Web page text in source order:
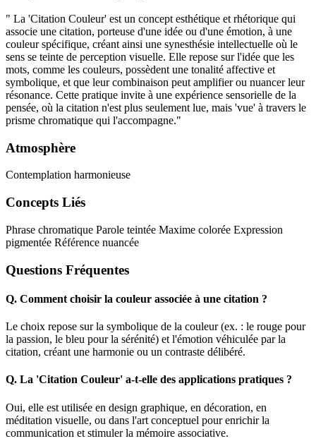
" La 'Citation Couleur' est un concept esthétique et rhétorique qui
associe une citation, porteuse d'une idée ou d'une émotion, à une
couleur spécifique, créant ainsi une synesthésie intellectuelle où le
sens se teinte de perception visuelle. Elle repose sur l'idée que les
mots, comme les couleurs, possèdent une tonalité affective et
symbolique, et que leur combinaison peut amplifier ou nuancer leur
résonance. Cette pratique invite à une expérience sensorielle de la
pensée, où la citation n'est plus seulement lue, mais 'vue' à travers le
prisme chromatique qui l'accompagne."
Atmosphère
Contemplation harmonieuse
Concepts Liés
Phrase chromatique Parole teintée Maxime colorée Expression
pigmentée Référence nuancée
Questions Fréquentes
Q. Comment choisir la couleur associée à une citation ?
Le choix repose sur la symbolique de la couleur (ex. : le rouge pour
la passion, le bleu pour la sérénité) et l'émotion véhiculée par la
citation, créant une harmonie ou un contraste délibéré.
Q. La 'Citation Couleur' a-t-elle des applications pratiques ?
Oui, elle est utilisée en design graphique, en décoration, en
méditation visuelle, ou dans l'art conceptuel pour enrichir la
communication et stimuler la mémoire associative.